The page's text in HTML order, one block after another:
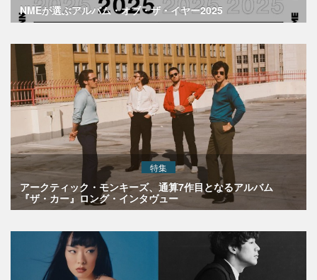
NMEが選ぶアルバム・オブ・ザ・イヤー2025
特集
アークティック・モンキーズ、通算7作目となるアルバム
『ザ・カー』ロング・インタヴュー